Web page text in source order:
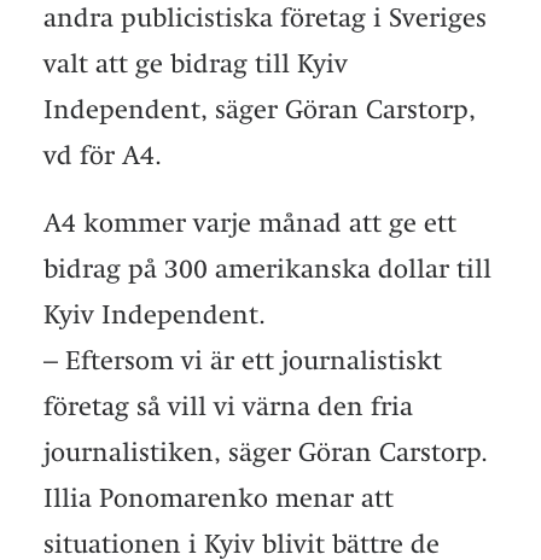
andra publicistiska företag i Sveriges
valt att ge bidrag till Kyiv
Independent, säger Göran Carstorp,
vd för A4.
A4 kommer varje månad att ge ett
bidrag på 300 amerikanska dollar till
Kyiv Independent.
– Eftersom vi är ett journalistiskt
företag så vill vi värna den fria
journalistiken, säger Göran Carstorp.
Illia Ponomarenko menar att
situationen i Kyiv blivit bättre de